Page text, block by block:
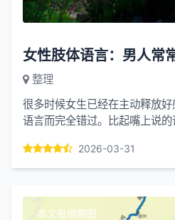
整理
很多时候女生已经在主动释放
语言而完全错过。比起嘴上说
害羞低头说话...2026-03-31
本文有缩略图